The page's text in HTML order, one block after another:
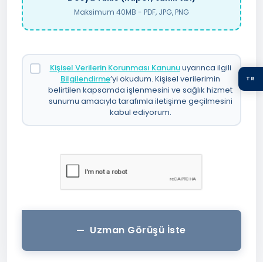
TR
Maksimum 40MB - PDF, JPG, PNG
Kişisel Verilerin Korunması Kanunuuyarınca ilgili
Bilgilendirme’yi okudum. Kişisel verilerimin
belirtilen kapsamda işlenmesini ve sağlık hizmet
sunumu amacıyla tarafımla iletişime geçilmesini
kabul ediyorum.
Uzman Görüşü İste